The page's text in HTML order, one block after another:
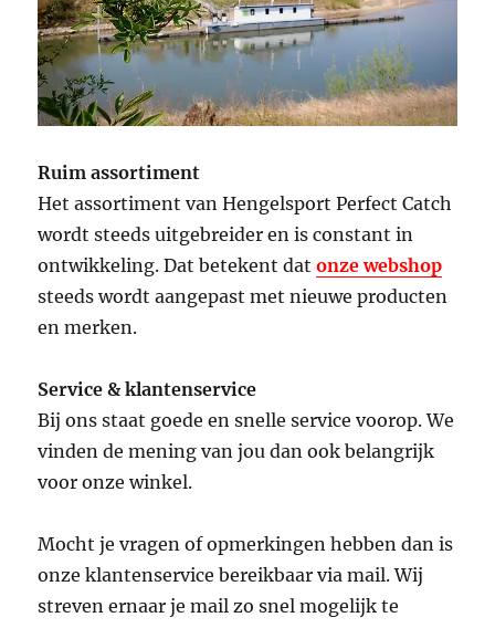
Ruim assortiment
Het assortiment van Hengelsport Perfect Catch
wordt steeds uitgebreider en is constant in
ontwikkeling. Dat betekent dat onze webshop
steeds wordt aangepast met nieuwe producten
en merken.
Service & klantenservice
Bij ons staat goede en snelle service voorop. We
vinden de mening van jou dan ook belangrijk
voor onze winkel.
Mocht je vragen of opmerkingen hebben dan is
onze klantenservice bereikbaar via mail. Wij
streven ernaar je mail zo snel mogelijk te